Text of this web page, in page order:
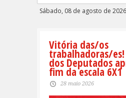
Sábado, 08 de agosto de 2026
Vitória das/os
trabalhadoras/es!
dos Deputados
fim da escala 6X1
28 maio 2026